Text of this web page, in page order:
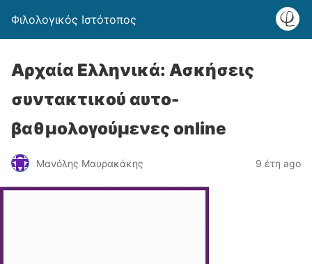
Φιλολογικός Ιστότοπος
Αρχαία Ελληνικά: Ασκήσεις
συντακτικού αυτο-
βαθμολογούμενες οnline
Μανόλης Μαυρακάκης 9 έτη ago